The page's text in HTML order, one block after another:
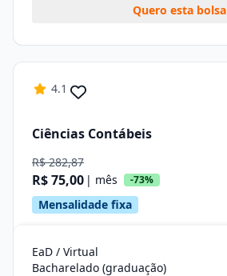
Quero esta bolsa
4.1
Ciências Contábeis
R$ 282,87
R$ 75,00 | mês -73%
Mensalidade fixa
EaD / Virtual
Bacharelado (graduação)